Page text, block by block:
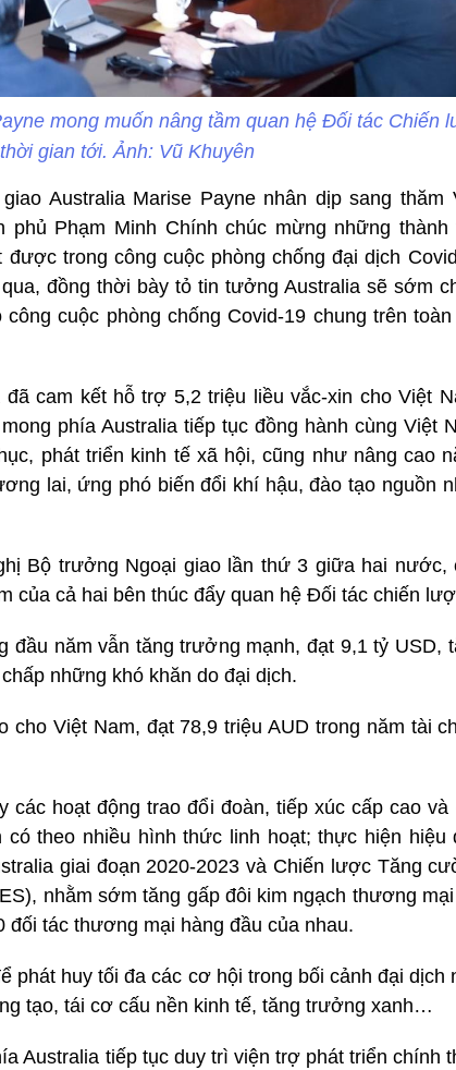
mong muốn nâng tầm quan hệ Đối tác Chiến
gian tới. Ảnh: Vũ Khuyên
Australia Marise Payne nhân dịp sang thăm
phủ Phạm Minh Chính chúc mừng những thành
trong công cuộc phòng chống đại dịch
đồng thời bày tỏ tin tưởng Australia sẽ sớm
cuộc phòng chống Covid-19 chung trên
cam kết hỗ trợ 5,2 triệu liều vắc-xin cho Việt
phía Australia tiếp tục đồng hành cùng Việt
phát triển kinh tế xã hội, cũng như nâng cao
lai, ứng phó biến đổi khí hậu, đào tạo nguồn
Bộ trưởng Ngoại giao lần thứ 3 giữa hai nước,
của cả hai bên thúc đẩy quan hệ Đối tác chiến
đầu năm vẫn tăng trưởng mạnh, đạt 9,1 tỷ USD,
những khó khăn do đại dịch.
Việt Nam, đạt 78,9 triệu AUD trong năm tài
các hoạt động trao đổi đoàn, tiếp xúc cấp cao và
theo nhiều hình thức linh hoạt; thực hiện hiệu
giai đoạn 2020-2023 và Chiến lược Tăng
nhằm sớm tăng gấp đôi kim ngạch thương
tác thương mại hàng đầu của nhau.
phát huy tối đa các cơ hội trong bối cảnh đại dịch
tạo, tái cơ cấu nền kinh tế, tăng trưởng xanh…
Australia tiếp tục duy trì viện trợ phát triển chính